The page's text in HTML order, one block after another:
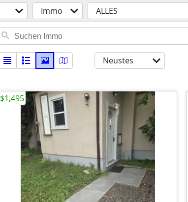
Immo ALLES
Neustes
$1,495